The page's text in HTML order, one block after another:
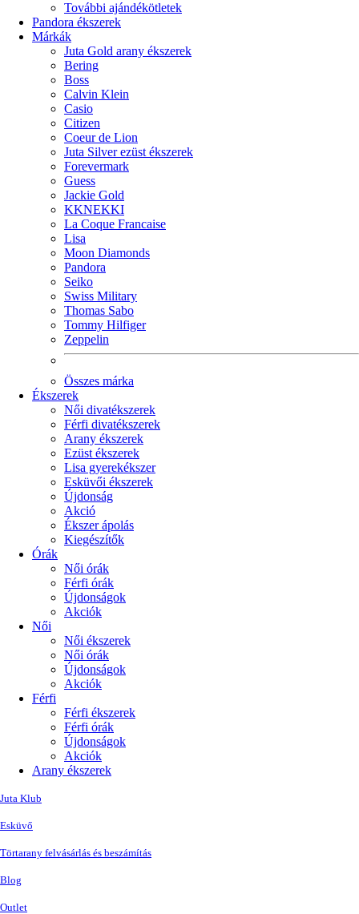
További ajándékötletek
Pandora ékszerek
Márkák
Juta Gold arany ékszerek
Bering
Boss
Calvin Klein
Casio
Citizen
Coeur de Lion
Juta Silver ezüst ékszerek
Forevermark
Guess
Jackie Gold
KKNEKKI
La Coque Francaise
Lisa
Moon Diamonds
Pandora
Seiko
Swiss Military
Thomas Sabo
Tommy Hilfiger
Zeppelin
Összes márka
Ékszerek
Női divatékszerek
Férfi divatékszerek
Arany ékszerek
Ezüst ékszerek
Lisa gyerekékszer
Esküvői ékszerek
Újdonság
Akció
Ékszer ápolás
Kiegészítők
Órák
Női órák
Férfi órák
Újdonságok
Akciók
Női
Női ékszerek
Női órák
Újdonságok
Akciók
Férfi
Férfi ékszerek
Férfi órák
Újdonságok
Akciók
Arany ékszerek
Juta Klub
Esküvő
Törtarany felvásárlás és beszámítás
Blog
Outlet